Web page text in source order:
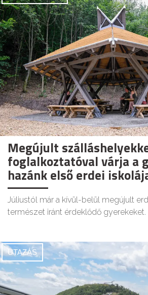
Megújult
foglalkoztatóval várja a
hazánk első erdei
Júliustól már a kívül-belül megújult
természet iránt érdeklődő gyerekeket.
UTAZÁS